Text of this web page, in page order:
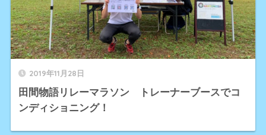
2019年11月28日
田間物語リレーマラソン トレーナーブースでコ
ンディショニング！